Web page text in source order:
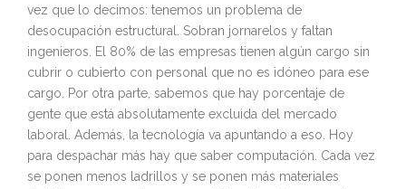
vez que lo decimos: tenemos un problema de
desocupación estructural. Sobran jornarelos y faltan
ingenieros. El 80% de las empresas tienen algún cargo sin
cubrir o cubierto con personal que no es idóneo para ese
cargo. Por otra parte, sabemos que hay porcentaje de
gente que está absolutamente excluida del mercado
laboral. Además, la tecnología va apuntando a eso. Hoy
para despachar más hay que saber computación. Cada vez
se ponen menos ladrillos y se ponen más materiales